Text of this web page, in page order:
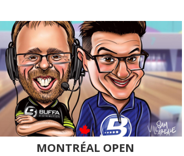
MONTRÉAL OPEN